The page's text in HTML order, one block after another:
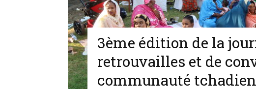
3ème édition de la
retrouvailles et de
communauté